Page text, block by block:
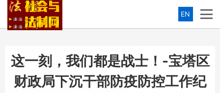
EN
这一刻，我们都是战士！-宝塔区
财政局下沉干部防疫防控工作纪